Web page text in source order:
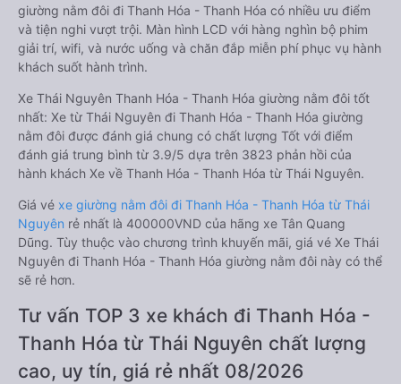
giường nằm đôi đi Thanh Hóa - Thanh Hóa có nhiều ưu điểm
và tiện nghi vượt trội. Màn hình LCD với hàng nghìn bộ phim
giải trí, wifi, và nước uống và chăn đắp miễn phí phục vụ hành
khách suốt hành trình.
Xe Thái Nguyên Thanh Hóa - Thanh Hóa giường nằm đôi tốt
nhất: Xe từ Thái Nguyên đi Thanh Hóa - Thanh Hóa giường
nằm đôi được đánh giá chung có chất lượng Tốt với điểm
đánh giá trung bình từ 3.9/5 dựa trên 3823 phản hồi của
hành khách Xe về Thanh Hóa - Thanh Hóa từ Thái Nguyên.
Giá vé xe giường nằm đôi đi Thanh Hóa - Thanh Hóa từ Thái
Nguyên rẻ nhất là 400000VND của hãng xe Tân Quang
Dũng. Tùy thuộc vào chương trình khuyến mãi, giá vé Xe Thái
Nguyên đi Thanh Hóa - Thanh Hóa giường nằm đôi này có thể
sẽ rẻ hơn.
Tư vấn TOP 3 xe khách đi Thanh Hóa -
Thanh Hóa từ Thái Nguyên chất lượng
cao, uy tín, giá rẻ nhất 08/2026